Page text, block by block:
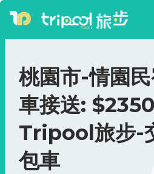
桃園市-情園
車接送:
Tripool旅步-
包車